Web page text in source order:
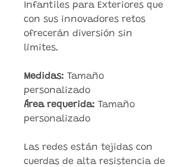
Infantiles para Exteriores que
con sus innovadores retos
ofrecerán diversión sin
límites.
Medidas: Tamaño
personalizado
Área requerida: Tamaño
personalizado
Las redes están tejidas con
cuerdas de alta resistencia de